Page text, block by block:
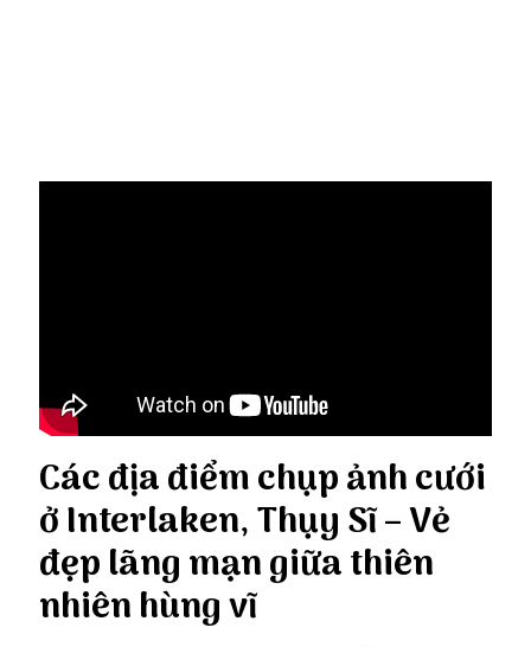
Các địa điểm chụp ảnh cưới
ở Interlaken, Thụy Sĩ – Vẻ
đẹp lãng mạn giữa thiên
nhiên hùng vĩ